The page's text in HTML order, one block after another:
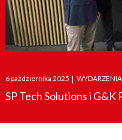
Posted
on
6 października 2025 | WYDARZENIA
SP Tech Solutions i G&K